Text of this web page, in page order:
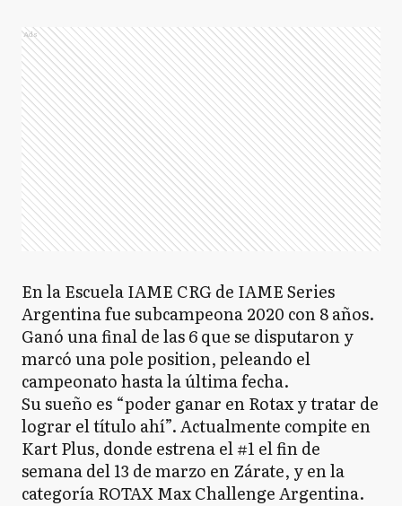
Ads
En la Escuela IAME CRG de IAME Series
Argentina fue subcampeona 2020 con 8 años.
Ganó una final de las 6 que se disputaron y
marcó una pole position, peleando el
campeonato hasta la última fecha.
Su sueño es “poder ganar en Rotax y tratar de
lograr el título ahí”. Actualmente compite en
Kart Plus, donde estrena el #1 el fin de
semana del 13 de marzo en Zárate, y en la
categoría ROTAX Max Challenge Argentina.